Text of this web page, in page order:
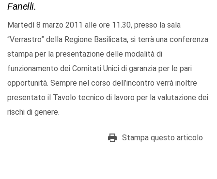
Fanelli.
Martedì 8 marzo 2011 alle ore 11.30, presso la sala
“Verrastro” della Regione Basilicata, si terrà una conferenza
stampa per la presentazione delle modalità di
funzionamento dei Comitati Unici di garanzia per le pari
opportunità. Sempre nel corso dell’incontro verrà inoltre
presentato il Tavolo tecnico di lavoro per la valutazione dei
rischi di genere.
Stampa questo articolo